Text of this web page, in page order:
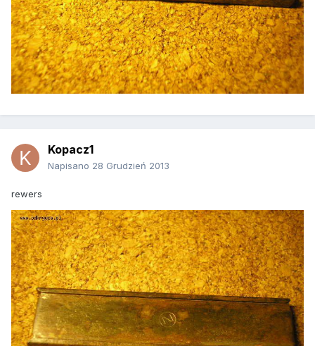
Kopacz1
Napisano 28 Grudzień 2013
rewers